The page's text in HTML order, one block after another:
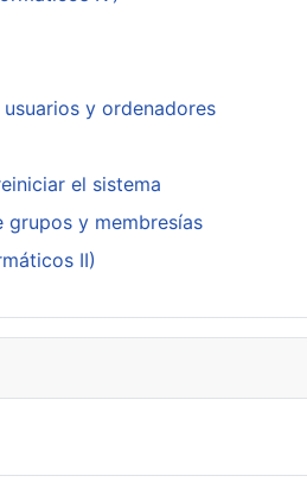
y ordenadores
el sistema
y membresías
II)